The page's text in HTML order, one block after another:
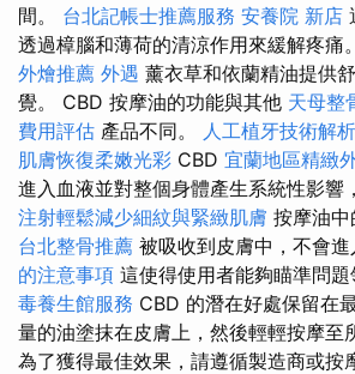
間。 台北記帳士推薦服務 安養院 新店
透過樟腦和薄荷的清涼作用來緩解疼痛
外燴推薦 外遇 薰衣草和依蘭精油提供
覺。 CBD 按摩油的功能與其他 天母整
費用評估 產品不同。 人工植牙技術解析
肌膚恢復柔嫩光彩 CBD 宜蘭地區精緻
進入血液並對整個身體產生系統性影響
注射輕鬆減少細紋與緊緻肌膚 按摩油中
台北整骨推薦 被吸收到皮膚中，不會進
的注意事項 這使得使用者能夠瞄準問
毒養生館服務 CBD 的潛在好處保留在
量的油塗抹在皮膚上，然後輕輕按摩至
為了獲得最佳效果，請遵循製造商或按